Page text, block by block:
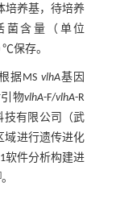
培养基，待培养
菌含量（单位
℃保存。
据MS vlhA基因
引物vlhA-F/vlhA-R
技有限公司（武
域进行遗传进化
软件分析构建进
。